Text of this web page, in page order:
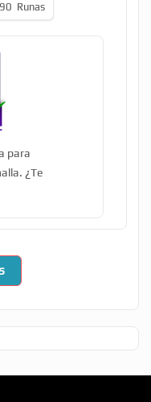
Runas
para
¿Te